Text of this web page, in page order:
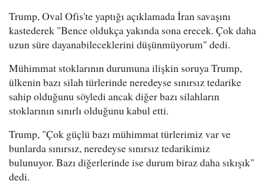
Trump, Oval Ofis'te yaptığı açıklamada İran savaşını
kastederek "Bence oldukça yakında sona erecek. Çok daha
uzun süre dayanabileceklerini düşünmüyorum" dedi.
Mühimmat stoklarının durumuna ilişkin soruya Trump,
ülkenin bazı silah türlerinde neredeyse sınırsız tedarike
sahip olduğunu söyledi ancak diğer bazı silahların
stoklarının sınırlı olduğunu kabul etti.
Trump, "Çok güçlü bazı mühimmat türlerimiz var ve
bunlarda sınırsız, neredeyse sınırsız tedarikimiz
bulunuyor. Bazı diğerlerinde ise durum biraz daha sıkışık"
dedi.